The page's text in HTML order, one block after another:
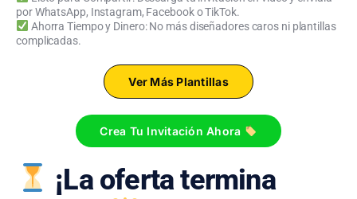
por WhatsApp, Instagram, Facebook o TikTok.
Ahorra Tiempo y Dinero: No más diseñadores caros ni plantillas
complicadas.
Ver Más Plantillas
Crea Tu Invitación Ahora
¡La oferta termina